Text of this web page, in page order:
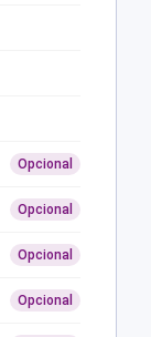
Opcional
Opcional
Opcional
Opcional